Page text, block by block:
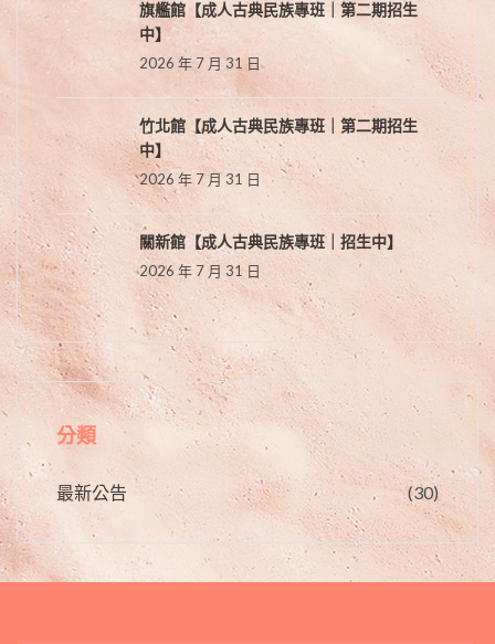
旗艦館【成人古典民族專班｜第二期招生
中】
2026 年 7 月 31 日
竹北館【成人古典民族專班｜第二期招生
中】
2026 年 7 月 31 日
關新館【成人古典民族專班｜招生中】
2026 年 7 月 31 日
分類
最新公告 (30)